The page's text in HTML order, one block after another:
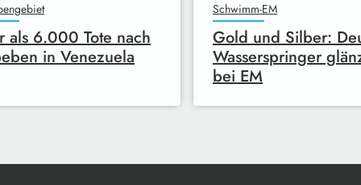
als 6.000 Tote nach
in Venezuela
Schwimm-EM
Gold und Silber:
Wasserspringer
bei EM